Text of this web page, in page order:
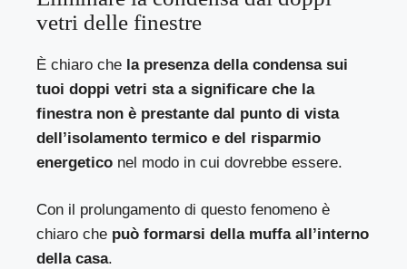
vetri delle finestre
È chiaro che la presenza della condensa sui
tuoi doppi vetri sta a significare che la
finestra non è prestante dal punto di vista
dell’isolamento termico e del risparmio
energetico nel modo in cui dovrebbe essere.
Con il prolungamento di questo fenomeno è
chiaro che può formarsi della muffa all’interno
della casa.